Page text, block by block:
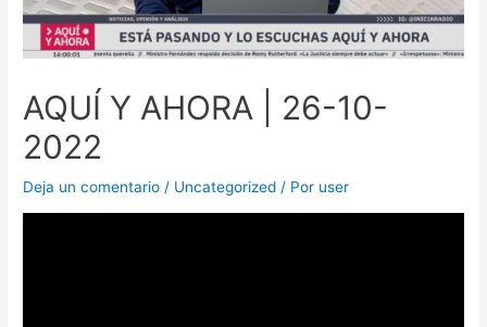
AQUÍ Y AHORA | 26-10-
2022
Deja un comentario / Uncategorized / Por user